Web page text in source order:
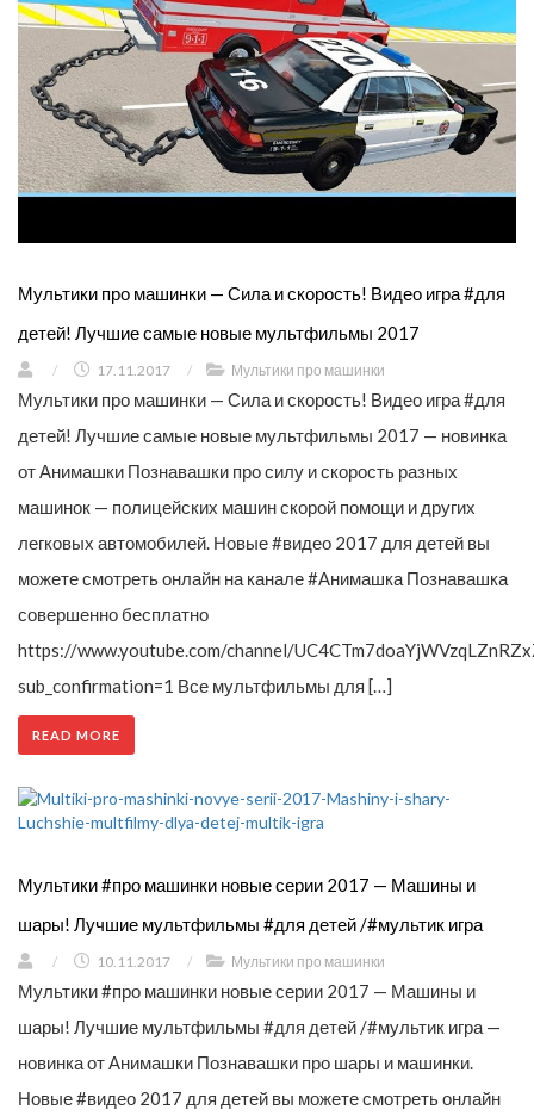
Мультики про машинки — Сила и скорость! Видео игра #для
детей! Лучшие самые новые мультфильмы 2017
/ 17.11.2017 / Мультики про машинки
Мультики про машинки — Сила и скорость! Видео игра #для
детей! Лучшие самые новые мультфильмы 2017 — новинка
от Анимашки Познавашки про силу и скорость разных
машинок — полицейских машин скорой помощи и других
легковых автомобилей. Новые #видео 2017 для детей вы
можете смотреть онлайн на канале #Анимашка Познавашка
совершенно бесплатно
https://www.youtube.com/channel/
sub_confirmation=1 Все мультфильмы для […]
READ MORE
Мультики #про машинки новые серии 2017 — Машины и
шары! Лучшие мультфильмы #для детей /#мультик игра
/ 10.11.2017 / Мультики про машинки
Мультики #про машинки новые серии 2017 — Машины и
шары! Лучшие мультфильмы #для детей /#мультик игра —
новинка от Анимашки Познавашки про шары и машинки.
Новые #видео 2017 для детей вы можете смотреть онлайн